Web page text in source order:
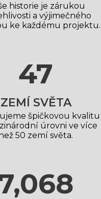
historie je zárukou
a výjimečného
ke každému projektu.
50
ZEMÍ SVĚTA
špičkovou kvalitu
úrovni ve více
50 zemí světa.